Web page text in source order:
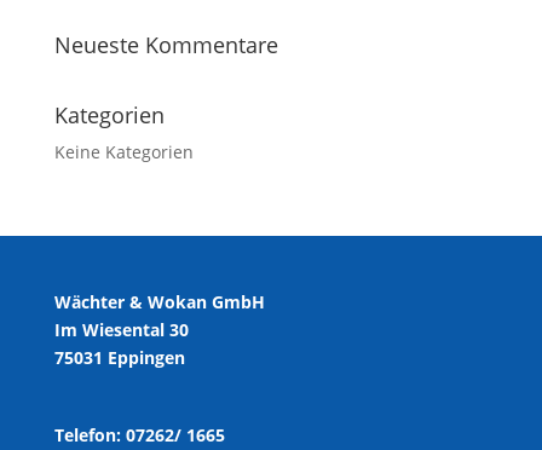
Neueste Kommentare
Kategorien
Keine Kategorien
Wächter & Wokan GmbH
Im Wiesental 30
75031 Eppingen
Telefon: 07262/ 1665